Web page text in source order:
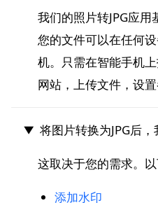
我们的照片转JPG应用
您的文件可以在任何
机。只需在智能手机
网站，上传文件，设
将图片转换为JPG后
这取决于您的需求。
添加水印